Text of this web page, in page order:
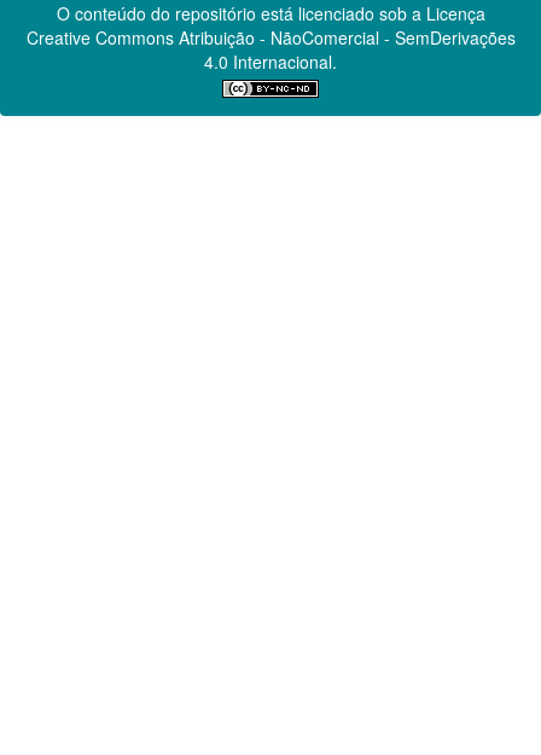
O conteúdo do repositório está licenciado sob a Licença
Creative CommonsAtribuição - NãoComercial - SemDerivações
4.0 Internacional.